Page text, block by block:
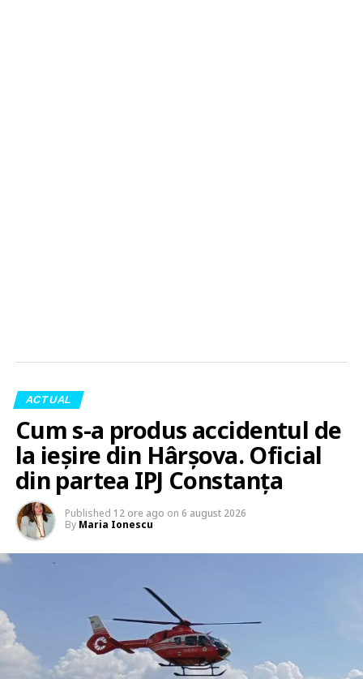
ACTUAL
Cum s-a produs accidentul de
la ieșire din Hârșova. Oficial
din partea IPJ Constanța
Published 12 ore ago on 6 august 2026
By Maria Ionescu